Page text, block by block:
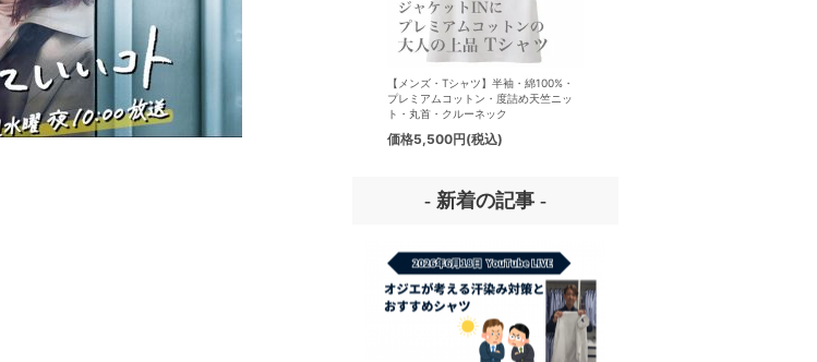
【メンズ・ドレスシャツ・ワイシャツ・
半袖】ナチュラルフィット・クールマッ
クス・ドライ・形態安定・オックスフォ
ード・イタリアンカラー・ボタンダウ
価格7,150円(税込)
【メンズ・Tシャツ】半袖・綿100%・
プレミアムコットン・度詰め天竺ニッ
ト・丸首・クルーネック
価格5,500円(税込)
- 新着の記事 -